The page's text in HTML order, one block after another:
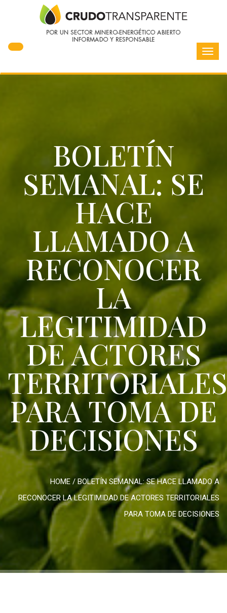
BOLETÍN
SEMANAL: SE
HACE
LLAMADO A
RECONOCER
LA
LEGITIMIDAD
DE ACTORES
TERRITORIALES
PARA TOMA DE
DECISIONES
HOME / BOLETÍN SEMANAL: SE HACE LLAMADO A
RECONOCER LA LEGITIMIDAD DE ACTORES TERRITORIALES
PARA TOMA DE DECISIONES